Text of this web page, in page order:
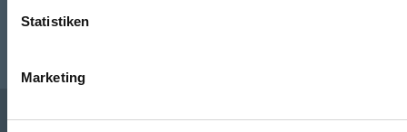
Statistiken
Marketing